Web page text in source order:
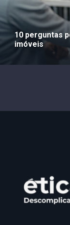
10 perguntas
imóveis